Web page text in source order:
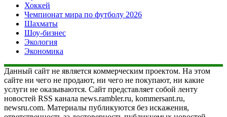
Хоккей
Чемпионат мира по футболу 2026
Шахматы
Шоу-бизнес
Экология
Экономика
Данный сайт не является коммерческим проектом. На этом
сайте ни чего не продают, ни чего не покупают, ни какие
услуги не оказываются. Сайт представляет собой ленту
новостей RSS канала news.rambler.ru, kommersant.ru,
newsru.com. Материалы публикуются без искажения,